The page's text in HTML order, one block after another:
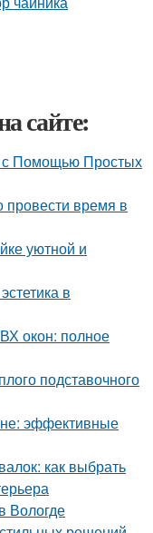
сайте:
с Помощью Простых
провести время в
уютной и
в
окон: полное
подставочного
эффективные
как выбрать
Вологде